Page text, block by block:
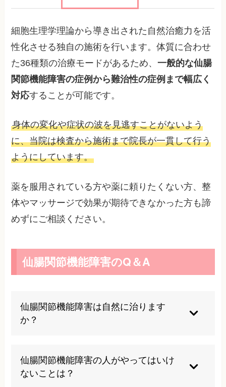
細胞生理学理論から導き出された自然治癒力を活
性化させる独自の施術を行います。体質に合わせ
た36種類の治療モードがあるため、一般的な仙腸
関節機能障害の症例から難治性の症例まで幅広く
対応することが可能です。
身体の変化や症状の波を見逃すことがないよう
に、当院は検査から施術まで院長が一貫して行う
ようにしています。
薬を服用されている方や薬に頼りたくない方、整
体やマッサージで効果が期待できなかった方も諦
めずにご相談ください。
仙腸関節機能障害のQ＆A
仙腸関節機能障害は自然に治ります
か？
ありますが、多くは体の使い方のクセが背景にあ
り、放置すると再発や慢性化をくり返しがちで
す。
仙腸関節機能障害の人がやってはいけ
ないことは？